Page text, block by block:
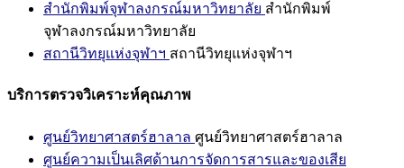
สำนักพิมพ์จุฬาลงกรณ์มหาวิทยาลัย สำนักพิมพ์
จุฬาลงกรณ์มหาวิทยาลัย
สถานีวิทยุแห่งจุฬาฯ สถานีวิทยุแห่งจุฬาฯ
บริการตรวจวิเคราะห์คุณภาพ
ศูนย์วิทยาศาสตร์ฮาลาล ศูนย์วิทยาศาสตร์ฮาลาล
ศูนย์ความเป็นเลิศด้านการจัดการสารและของเสีย